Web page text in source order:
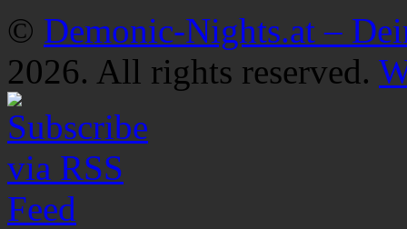
© Demonic-Nights.at –
2026. All rights reserved.